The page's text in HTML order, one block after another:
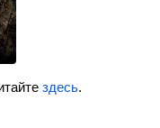
здесь.